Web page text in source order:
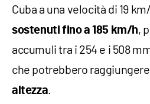
Cuba a una velocità di 19
sostenuti fino a 185 km/h,
accumuli tra i 254 e i 508
che potrebbero
altezza.